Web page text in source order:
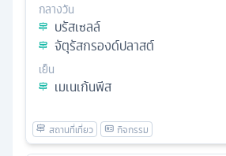
กลางวัน
บรัสเซลล์
จัตุรัสกรองด์ปลาสต์
เย็น
เมเนเก้นพีส